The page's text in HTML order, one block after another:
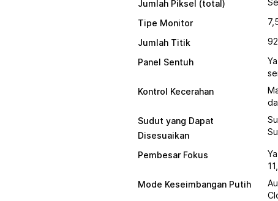
Jumlah Piksel (total)
Tipe Monitor
Jumlah Titik
Panel Sentuh
Kontrol Kecerahan
Sudut yang Dapat
Disesuaikan
Pembesar Fokus
Mode Keseimbangan Putih